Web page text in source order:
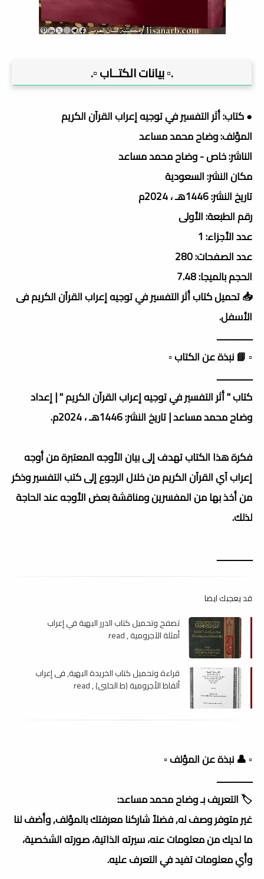
.▫️ بيانات الكتــاب ▫️.
● كتاب: أثر التفسير في توجيه إعراب القرآن الكريم
المؤلف: وضاح محمد مساعد
الناشر: خاص - وضاح محمد مساعد
مكان النشر: السعودية
تاريخ النشر: 1446هـ ، 2024م
رقم الطبعة: الأولى
عدد الأجزاء: 1
عدد الصفحات: 280
الحجم بالميجا: 7.48
📥 تحميل كتاب أثر التفسير في توجيه إعراب القرآن الكريم فى
الأسفل.
ـــــــــــــــ
▫️ 📘 نبذة عن الكتاب ▫️
ـــــــــــــــ
كتاب " أثر التفسير في توجيه إعراب القرآن الكريم " | إعداد
وضاح محمد مساعد | تاريخ النشر: 1446هـ ، 2024م.
فكرة هذا الكتاب تهدف إلى بيان الأوجه المعتبرة من أوجه
إعراب آي القرآن الكريم من خلال الرجوع إلى كتب التفسير وذكر
من أخذ بها من المفسرين ومناقشة بعض الأوجه عند الحاجة
لذلك.
ـــــــــــــــ
قد يعجبك ايضا
تصفح وتحميل كتاب الدرر البهية في إعراب
أمثلة الآجرومية , read
قراءة وتحميل كتاب الخريدة البهية, فى إعراب
ألفاظ الأجرومية (ط الحلبى) , read
▫️ 👤 نبذة عن المؤلف ▫️
ـــــــــــــــ
🏷️ التعريف بـ وضاح محمد مساعد:
غير متوفر وصف له, فضلاً شاركنا معرفتك بالمؤلف, وأضف لنا
ما لديك من معلومات عنه، سيرته الذاتية، صورته الشخصية،
وأي معلومات تفيد في التعرف عليه.